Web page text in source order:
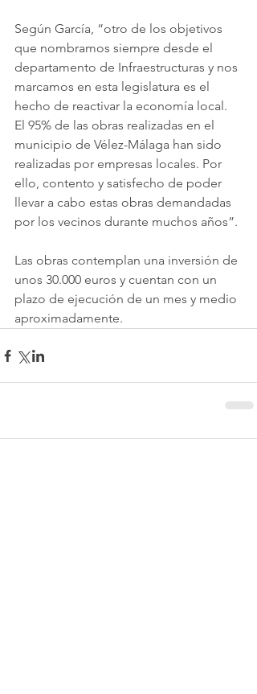
Según García, “otro de los objetivos
que nombramos siempre desde el
departamento de Infraestructuras y nos
marcamos en esta legislatura es el
hecho de reactivar la economía local.
El 95% de las obras realizadas en el
municipio de Vélez-Málaga han sido
realizadas por empresas locales. Por
ello, contento y satisfecho de poder
llevar a cabo estas obras demandadas
por los vecinos durante muchos años”.
Las obras contemplan una inversión de
unos 30.000 euros y cuentan con un
plazo de ejecución de un mes y medio
aproximadamente.